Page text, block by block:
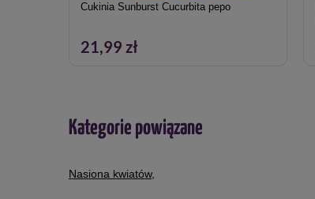
Cukinia Sunburst Cucurbita pepo
21,99 zł
Kategorie powiązane
Nasiona kwiatów,